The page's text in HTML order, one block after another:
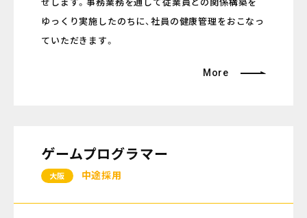
ゆっくり実施したのちに、社員の健康管理をおこなっ
ていただきます。
More
ゲームプログラマー
大阪 中途採用